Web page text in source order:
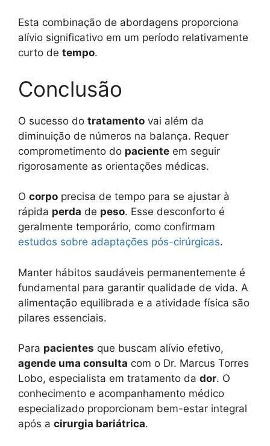
Esta combinação de abordagens proporciona
alívio significativo em um período relativamente
curto de tempo.
Conclusão
O sucesso do tratamento vai além da
diminuição de números na balança. Requer
comprometimento do paciente em seguir
rigorosamente as orientações médicas.
O corpo precisa de tempo para se ajustar à
rápida perda de peso. Esse desconforto é
geralmente temporário, como confirmam
estudos sobre adaptações pós-cirúrgicas.
Manter hábitos saudáveis permanentemente é
fundamental para garantir qualidade de vida. A
alimentação equilibrada e a atividade física são
pilares essenciais.
Para pacientes que buscam alívio efetivo,
agende uma consulta com o Dr. Marcus Torres
Lobo, especialista em tratamento da dor. O
conhecimento e acompanhamento médico
especializado proporcionam bem-estar integral
após a cirurgia bariátrica.